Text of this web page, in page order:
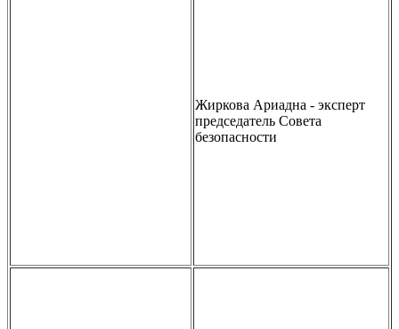
Жиркова Ариадна - эксперт
председатель Совета
безопасности